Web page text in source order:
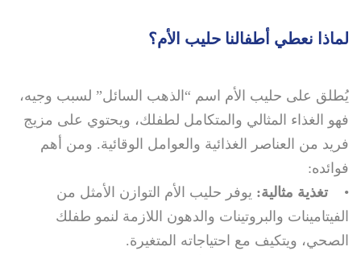
لماذا نعطي أطفالنا حليب الأم؟
يُطلق على حليب الأم اسم “الذهب السائل” لسبب وجيه،
فهو الغذاء المثالي والمتكامل لطفلك، ويحتوي على مزيج
فريد من العناصر الغذائية والعوامل الوقائية. ومن أهم
فوائده:
•
تغذية مثالية: يوفر حليب الأم التوازن الأمثل من
الفيتامينات والبروتينات والدهون اللازمة لنمو طفلك
الصحي، ويتكيف مع احتياجاته المتغيرة.